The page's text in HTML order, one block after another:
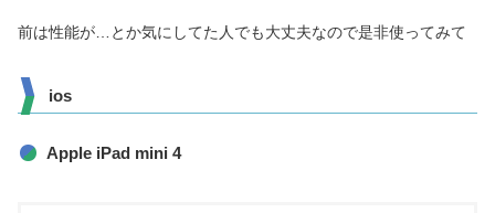
前は性能が…とか気にしてた人でも大丈夫なので是非使ってみて
ios
Apple iPad mini 4